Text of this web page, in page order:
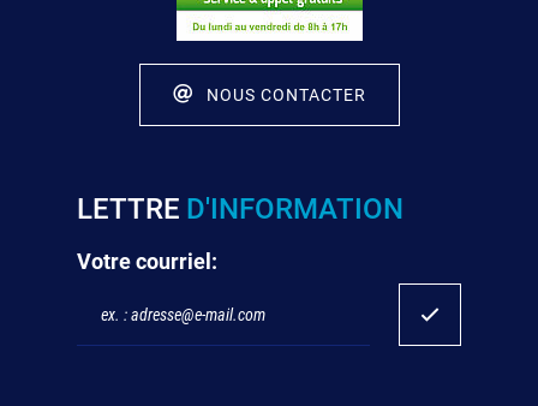
NOUS CONTACTER
LETTRE D'INFORMATION
Votre courriel: